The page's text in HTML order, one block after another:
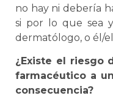
no hay ni debería
si por lo que sea
dermatólogo, o él/
¿Existe el riesgo
farmacéutico a
consecuencia?